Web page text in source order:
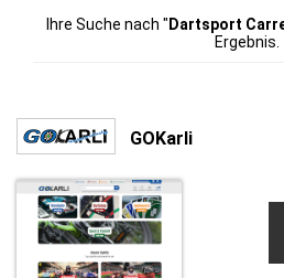
Ihre Suche nach " Dartsport
Ergebnis.
GOKarli